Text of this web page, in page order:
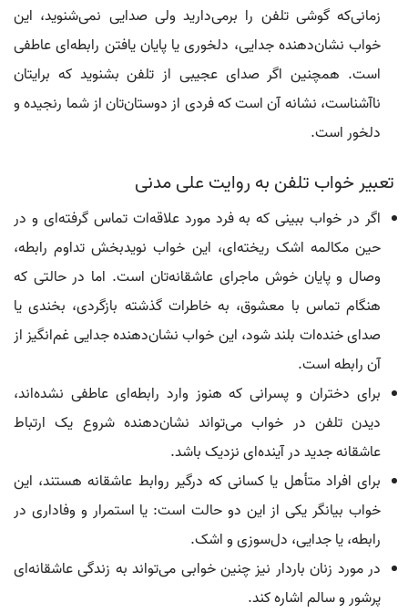
زمانی‌که گوشی تلفن را برمی‌دارید ولی صدایی نمی‌شنوید، این
خواب نشان‌دهنده جدایی، دلخوری یا پایان یافتن رابطه‌ای عاطفی
است. همچنین اگر صدای عجیبی از تلفن بشنوید که برایتان
ناآشناست، نشانه آن است که فردی از دوستان‌تان از شما رنجیده و
دلخور است.
تعبیر خواب تلفن به روایت علی مدنی
اگر در خواب ببینی که به فرد مورد علاقه‌ات تماس گرفته‌ای و در
حین مکالمه اشک ریخته‌ای، این خواب نویدبخش تداوم رابطه،
وصال و پایان خوش ماجرای عاشقانه‌تان است. اما در حالتی که
هنگام تماس با معشوق، به خاطرات گذشته بازگردی، بخندی یا
صدای خنده‌ات بلند شود، این خواب نشان‌دهنده جدایی غم‌انگیز از
آن رابطه است.
برای دختران و پسرانی که هنوز وارد رابطه‌ای عاطفی نشده‌اند،
دیدن تلفن در خواب می‌تواند نشان‌دهنده شروع یک ارتباط
عاشقانه جدید در آینده‌ای نزدیک باشد.
برای افراد متأهل یا کسانی که درگیر روابط عاشقانه هستند، این
خواب بیانگر یکی از این دو حالت است: یا استمرار و وفاداری در
رابطه، یا جدایی، دل‌سوزی و اشک.
در مورد زنان باردار نیز چنین خوابی می‌تواند به زندگی عاشقانه‌ای
پرشور و سالم اشاره کند.